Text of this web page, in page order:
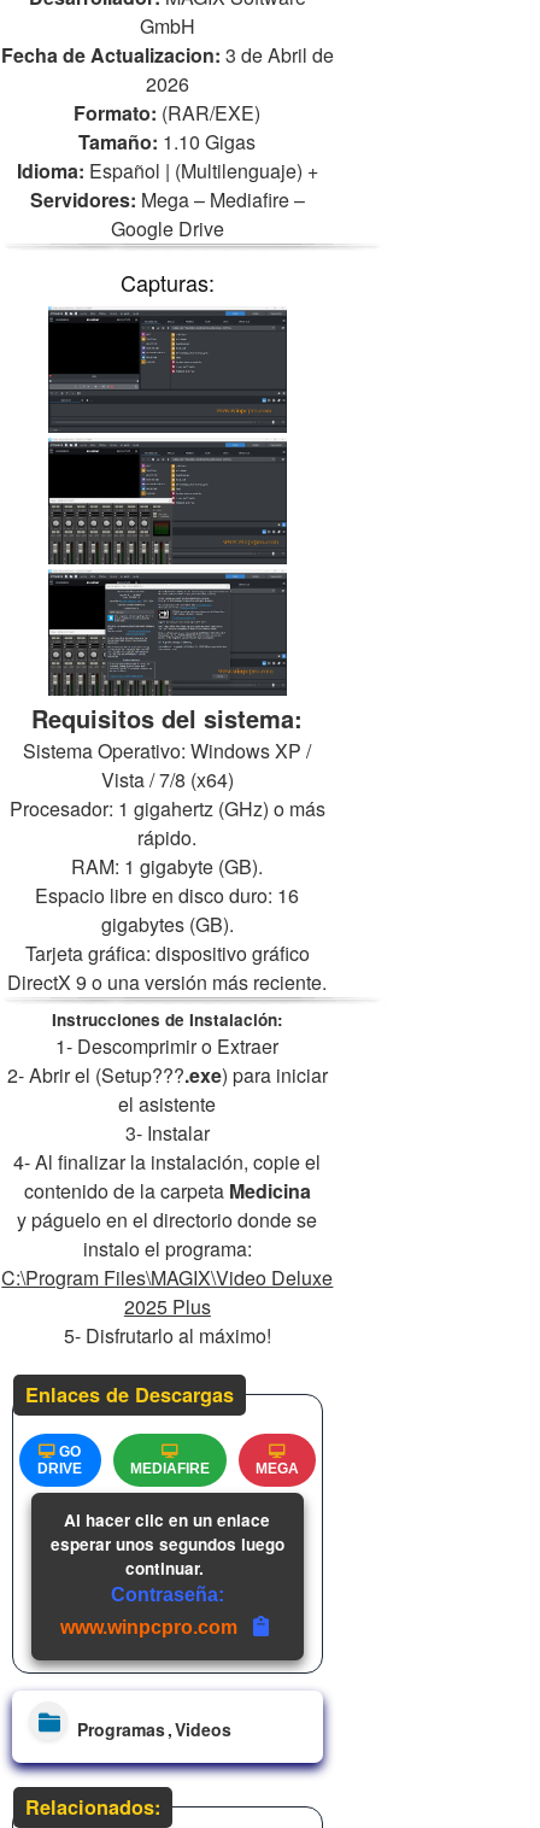
GmbH
Fecha de Actualizacion: 3 de Abril de
2026
Formato: (RAR/EXE)
Tamaño: 1.10 Gigas
Idioma: Español | (Multilenguaje) +
Servidores: Mega – Mediafire –
Google Drive
Capturas:
Requisitos del sistema:
Sistema Operativo: Windows XP /
Vista / 7/8 (x64)
Procesador: 1 gigahertz (GHz) o más
rápido.
RAM: 1 gigabyte (GB).
Espacio libre en disco duro: 16
gigabytes (GB).
Tarjeta gráfica: dispositivo gráfico
DirectX 9 o una versión más reciente.
Instrucciones de Instalación:
1- Descomprimir o Extraer
2- Abrir el (Setup???.exe) para iniciar
el asistente
3- Instalar
4- Al finalizar la instalación, copie el
contenido de la carpeta Medicina
y páguelo en el directorio donde se
instalo el programa:
C:\Program Files\MAGIX\Video Deluxe
2025 Plus
5- Disfrutarlo al máximo!
Enlaces de Descargas
GO
DRIVE
MEDIAFIRE MEGA
Al hacer clic en un enlace
esperar unos segundos luego
continuar.
Contraseña:
www.winpcpro.com
Programas Videos
Relacionados: